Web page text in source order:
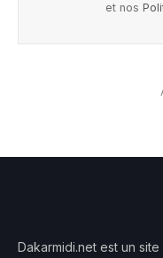
et nos
Dakarmidi.net est un